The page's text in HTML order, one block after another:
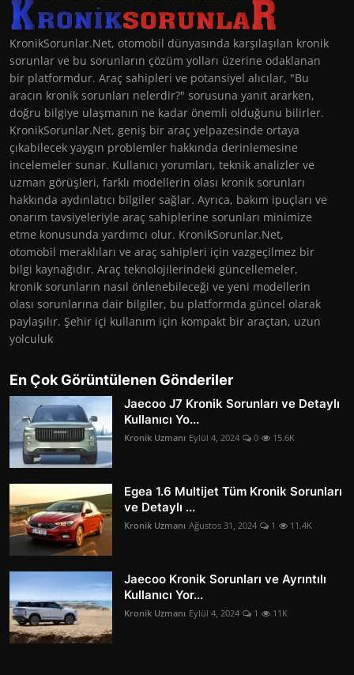
KronikSorunlar.Net, otomobil dünyasında karşılaşılan kronik
sorunlar ve bu sorunların çözüm yolları üzerine odaklanan
bir platformdur. Araç sahipleri ve potansiyel alıcılar, "Bu
aracın kronik sorunları nelerdir?" sorusuna yanıt ararken,
doğru bilgiye ulaşmanın ne kadar önemli olduğunu bilirler.
KronikSorunlar.Net, geniş bir araç yelpazesinde ortaya
çıkabilecek yaygın problemler hakkında derinlemesine
incelemeler sunar. Kullanıcı yorumları, teknik analizler ve
uzman görüşleri, farklı modellerin olası kronik sorunları
hakkında aydınlatıcı bilgiler sağlar. Ayrıca, bakım ipuçları ve
onarım tavsiyeleriyle araç sahiplerine sorunları minimize
etme konusunda yardımcı olur. KronikSorunlar.Net,
otomobil meraklıları ve araç sahipleri için vazgeçilmez bir
bilgi kaynağıdır. Araç teknolojilerindeki güncellemeler,
kronik sorunların nasıl önlenebileceği ve yeni modellerin
olası sorunlarına dair bilgiler, bu platformda güncel olarak
paylaşılır. Şehir içi kullanım için kompakt bir araçtan, uzun
yolculuk
En Çok Görüntülenen Gönderiler
Jaecoo J7 Kronik Sorunları ve Detaylı
Kullanıcı Yo...
Kronik Uzmanı Eylül 4, 2024 0 15.6K
Egea 1.6 Multijet Tüm Kronik Sorunları
ve Detaylı ...
Kronik Uzmanı Ağustos 31, 2024 1 11.4K
Jaecoo Kronik Sorunları ve Ayrıntılı
Kullanıcı Yor...
Kronik Uzmanı Eylül 4, 2024 1 11K